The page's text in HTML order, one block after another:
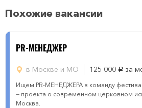
Похожие вакансии
PR-МЕНЕДЖЕР
в Москве и МО 125 000 руб. за
Ищем PR-МЕНЕДЖЕРА в команду
— проекта о современном церковном
Москва.